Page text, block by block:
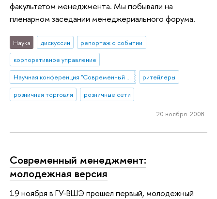
факультетом менеджмента. Мы побывали на
пленарном заседании менеджериального форума.
Наука дискуссии
репортаж о событии
корпоративное управление
Научная конференция "Современный менеджмент: проблемы, гипотезы, исследования"
ритейлеры
розничная торговля
розничные сети
20 ноября 2008
Современный менеджмент:
молодежная версия
19 ноября в ГУ-ВШЭ прошел первый, молодежный